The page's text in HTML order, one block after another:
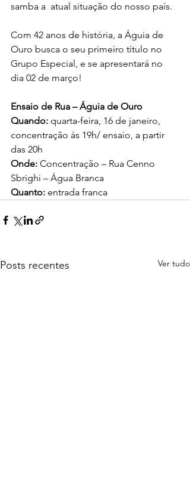
samba a  atual situação do nosso país.
Com 42 anos de história, a Águia de
Ouro busca o seu primeiro título no
Grupo Especial, e se apresentará no
dia 02 de março!
Ensaio de Rua – Águia de Ouro
Quando: quarta-feira, 16 de janeiro,
concentração às 19h/ ensaio, a partir
das 20h
Onde: Concentração – Rua Cenno
Sbrighi – Água Branca
Quanto: entrada franca
Posts recentes Ver tudo